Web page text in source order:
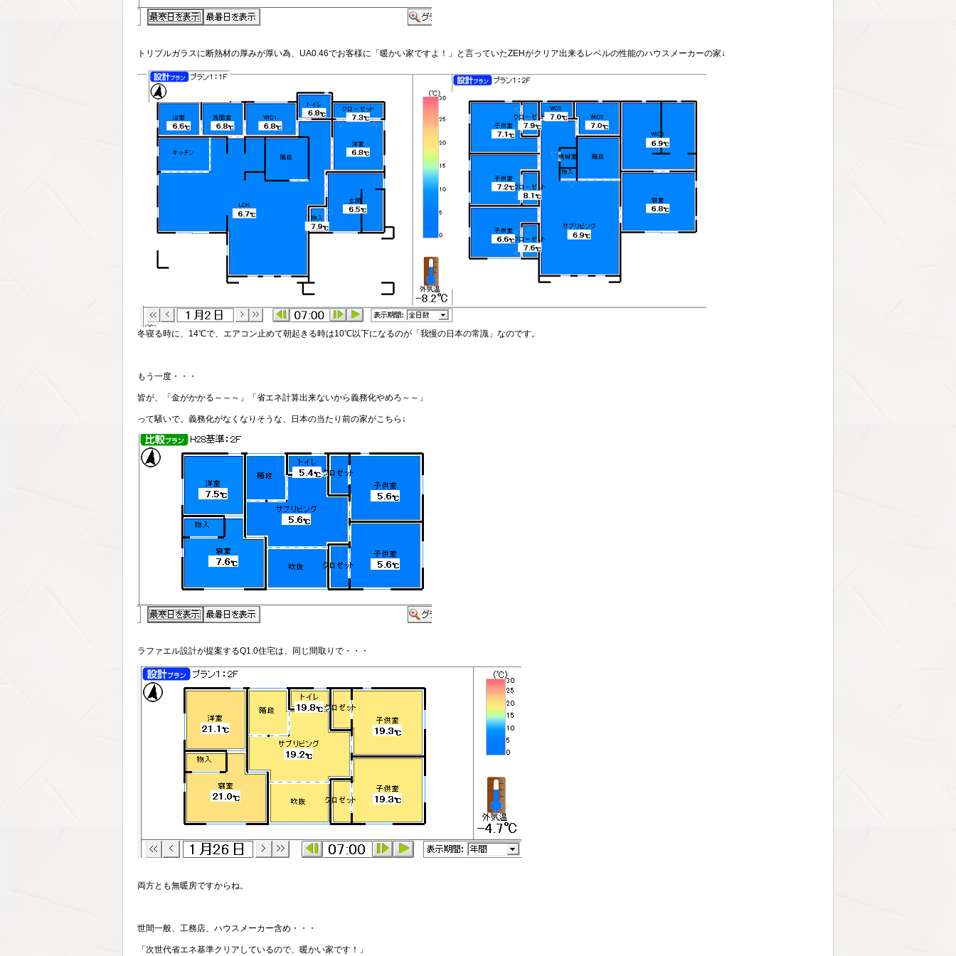
トリプルガラスに断熱材の厚みが厚い為、UA0.46でお客様に「暖かい家ですよ！」と言っていたZEHがクリア出来るレベルの性能のハウスメーカーの家↓
冬寝る時に、14℃で、エアコン止めて朝起きる時は10℃以下になるのが「我慢の日本の常識」なのです。
もう一度・・・
皆が、「金がかかる～～～」「省エネ計算出来ないから義務化やめろ～～」
って騒いで、義務化がなくなりそうな、日本の当たり前の家がこちら↓
ラファエル設計が提案するQ1.0住宅は、同じ間取りで・・・
両方とも無暖房ですからね。
世間一般、工務店、ハウスメーカー含め・・・
「次世代省エネ基準クリアしているので、暖かい家です！」